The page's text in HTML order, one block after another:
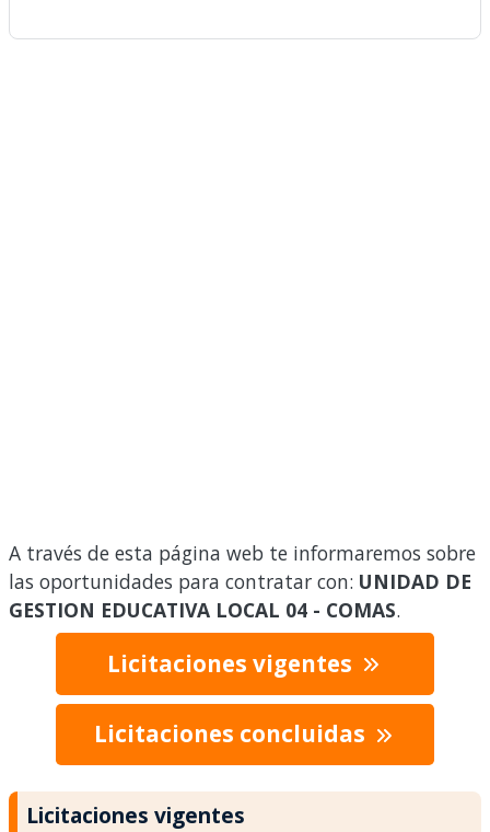
A través de esta página web te informaremos sobre
las oportunidades para contratar con: UNIDAD DE
GESTION EDUCATIVA LOCAL 04 - COMAS.
Licitaciones vigentes
Licitaciones concluidas
Licitaciones vigentes